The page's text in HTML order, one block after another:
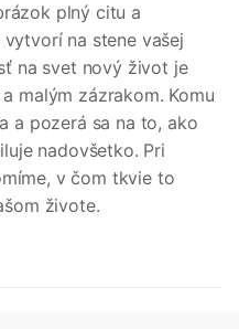
plný citu a
na stene vašej
na svet nový život je
malým zázrakom. Komu
a pozerá sa na to, ako
nadovšetko. Pri
v čom tkvie to
živote.